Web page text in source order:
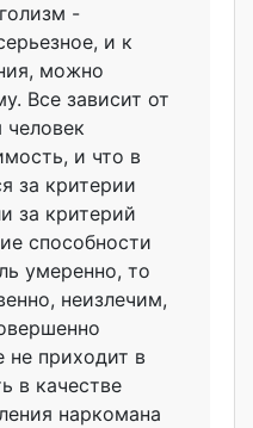
-
и к
можно
Все зависит от
и что в
за критерии
за критерий
способности
умеренно, то
неизлечим,
приходит в
в качестве
наркомана